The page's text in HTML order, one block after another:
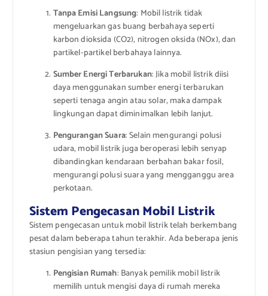
Tanpa Emisi Langsung: Mobil listrik tidak
mengeluarkan gas buang berbahaya seperti
karbon dioksida (CO2), nitrogen oksida (NOx), dan
partikel-partikel berbahaya lainnya.
Sumber Energi Terbarukan: Jika mobil listrik diisi
daya menggunakan sumber energi terbarukan
seperti tenaga angin atau solar, maka dampak
lingkungan dapat diminimalkan lebih lanjut.
Pengurangan Suara: Selain mengurangi polusi
udara, mobil listrik juga beroperasi lebih senyap
dibandingkan kendaraan berbahan bakar fosil,
mengurangi polusi suara yang mengganggu area
perkotaan.
Sistem Pengecasan Mobil Listrik
Sistem pengecasan untuk mobil listrik telah berkembang
pesat dalam beberapa tahun terakhir. Ada beberapa jenis
stasiun pengisian yang tersedia:
Pengisian Rumah: Banyak pemilik mobil listrik
memilih untuk mengisi daya di rumah mereka